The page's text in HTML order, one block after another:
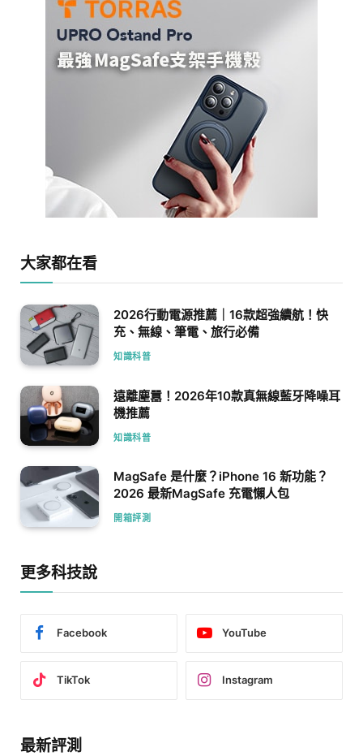
大家都在看
2026行動電源推薦｜16款超強續航！快
充、無線、筆電、旅行必備
知識科普
遠離塵囂！2026年10款真無線藍牙降噪耳
機推薦
知識科普
MagSafe 是什麼？iPhone 16 新功能？
2026 最新MagSafe 充電懶人包
開箱評測
更多科技說
Facebook YouTube
TikTok Instagram
最新評測